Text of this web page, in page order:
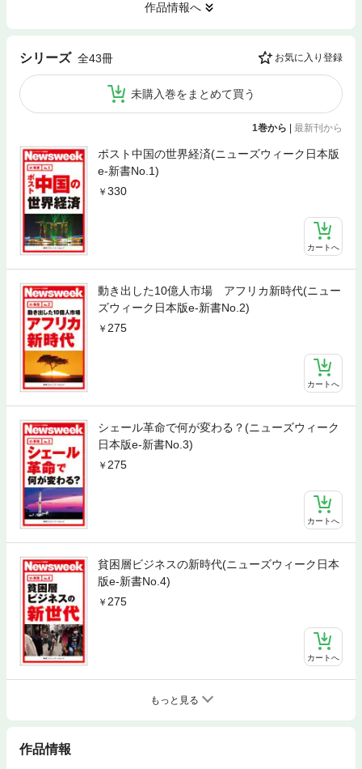
作品情報へ
シリーズ 全43冊 お気に入り登録
未購入巻をまとめて買う
1巻から 最新刊から
ポスト中国の世界経済(ニューズウィーク日本版
e-新書No.1)
330
カートへ
動き出した10億人市場 アフリカ新時代(ニュー
ズウィーク日本版e-新書No.2)
275
カートへ
シェール革命で何が変わる？(ニューズウィーク
日本版e-新書No.3)
275
カートへ
貧困層ビジネスの新時代(ニューズウィーク日本
版e-新書No.4)
275
カートへ
もっと見る
作品情報